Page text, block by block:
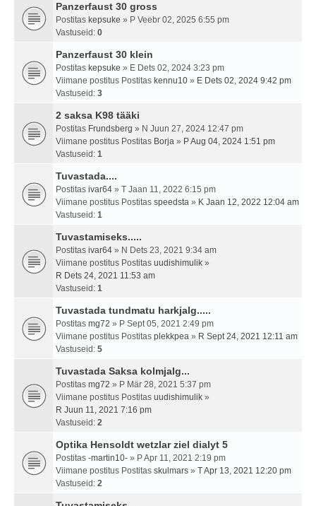
Panzerfaust 30 gross
Postitas kepsuke » P Veebr 02, 2025 6:55 pm
Vastuseid: 0
Panzerfaust 30 klein
Postitas kepsuke » E Dets 02, 2024 3:23 pm
Viimane postitus Postitas kennu10 » E Dets 02, 2024 9:42 pm
Vastuseid: 3
2 saksa K98 tääki
Postitas Frundsberg » N Juun 27, 2024 12:47 pm
Viimane postitus Postitas Borja » P Aug 04, 2024 1:51 pm
Vastuseid: 1
Tuvastada....
Postitas ivar64 » T Jaan 11, 2022 6:15 pm
Viimane postitus Postitas speedsta » K Jaan 12, 2022 12:04 am
Vastuseid: 1
Tuvastamiseks.....
Postitas ivar64 » N Dets 23, 2021 9:34 am
Viimane postitus Postitas uudishimulik »
R Dets 24, 2021 11:53 am
Vastuseid: 1
Tuvastada tundmatu harkjalg.....
Postitas mg72 » P Sept 05, 2021 2:49 pm
Viimane postitus Postitas plekkpea » R Sept 24, 2021 12:11 am
Vastuseid: 5
Tuvastada Saksa kolmjalg...
Postitas mg72 » P Mär 28, 2021 5:37 pm
Viimane postitus Postitas uudishimulik »
R Juun 11, 2021 7:16 pm
Vastuseid: 2
Optika Hensoldt wetzlar ziel dialyt 5
Postitas -martin10- » P Apr 11, 2021 2:19 pm
Viimane postitus Postitas skulmars » T Apr 13, 2021 12:20 pm
Vastuseid: 2